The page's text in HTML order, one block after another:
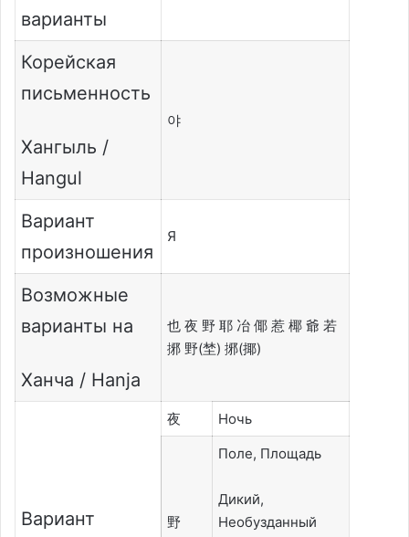
варианты
Корейская
письменность
Хангыль /
Hangul
야
Вариант
произношения
Я
Возможные
варианты на
Ханча / Hanja
也 夜 野 耶 冶 倻 惹 椰 爺 若
捓 野(埜) 捓(揶)
Вариант
夜 Ночь
野
Поле, Площадь
Дикий,
Необузданный